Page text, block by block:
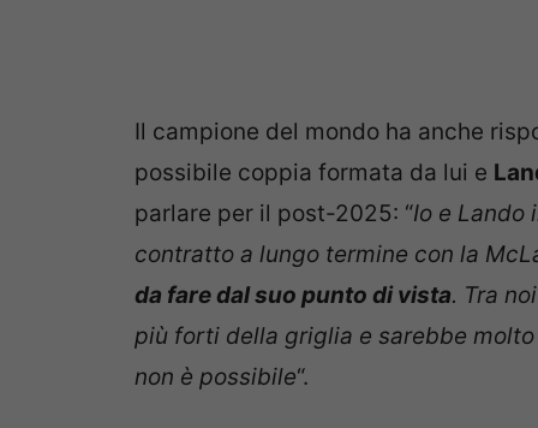
Il campione del mondo ha anche
possibile coppia formata da lui e
parlare per il post-2025: “Io e Lando
contratto a lungo termine con la
da fare dal suo punto di vista. Tra
più forti della griglia e sarebbe
non è possibile“.